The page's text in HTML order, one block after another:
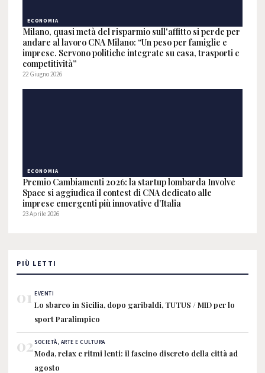
ECONOMIA
Milano, quasi metà del risparmio sull'affitto si perde per
andare al lavoro CNA Milano: “Un peso per famiglie e
imprese. Servono politiche integrate su casa, trasporti e
competitività”
22 Giugno 2026
ECONOMIA
Premio Cambiamenti 2026: la startup lombarda Involve
Space si aggiudica il contest di CNA dedicato alle
imprese emergenti più innovative d’Italia
23 Aprile 2026
PIÙ LETTI
01 EVENTI
Lo sbarco in Sicilia, dopo garibaldi, TUTUS / MID per lo
sport Paralimpico
02SOCIETÀ, ARTE E CULTURA
Moda, relax e ritmi lenti: il fascino discreto della città ad
agosto